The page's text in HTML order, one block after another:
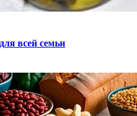
всей семьи